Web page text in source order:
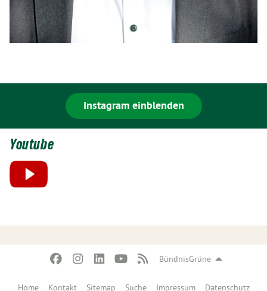
BündnisGrüne
Home Kontakt Sitemap Suche Impressum Datenschutz
Instagram einblenden
Youtube